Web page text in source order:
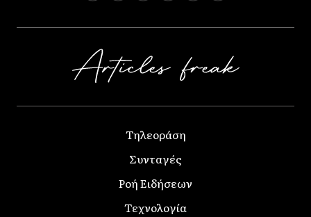
Τηλεοράση
Συνταγές
Ροή Ειδήσεων
Τεχνολογία